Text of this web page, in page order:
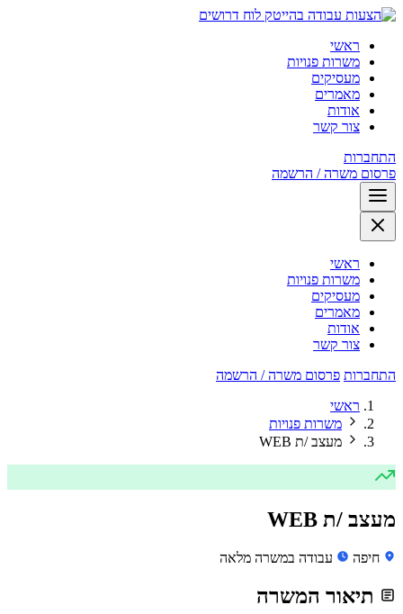
לוח דרושים
ראשי
משרות פנויות
מעסיקים
מאמרים
אודות
צור קשר
התחברות
פרסום משרה / הרשמה
ראשי
משרות פנויות
מעסיקים
מאמרים
אודות
צור קשר
התחברות פרסום משרה / הרשמה
ראשי
משרות פנויות
מעצב /ת WEB
מעצב /ת WEB
חיפה עבודה במשרה מלאה
תיאור המשרה